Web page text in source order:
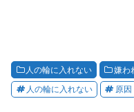
人の輪に入れない 嫌わ
人の輪に入れない 原因